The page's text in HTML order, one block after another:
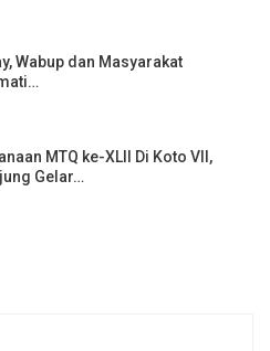
Wabup dan Masyarakat
MTQ ke-XLII Di Koto VII,
Gelar…